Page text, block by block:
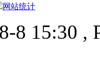
网站统计
8 15:30 ,